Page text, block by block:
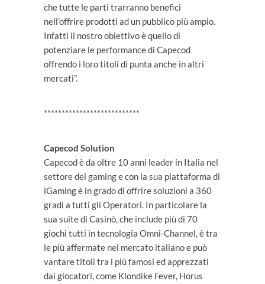
che tutte le parti trarranno benefici
nell’offrire prodotti ad un pubblico più ampio.
Infatti il nostro obiettivo è quello di
potenziare le performance di Capecod
offrendo i loro titoli di punta anche in altri
mercati”.
***************************
Capecod Solution
Capecod è da oltre 10 anni leader in Italia nel
settore del gaming e con la sua piattaforma di
iGaming è in grado di offrire soluzioni a 360
gradi a tutti gli Operatori. In particolare la
sua suite di Casinò, che include più di 70
giochi tutti in tecnologia Omni-Channel, è tra
le più affermate nel mercato italiano e può
vantare titoli tra i più famosi ed apprezzati
dai giocatori, come Klondike Fever, Horus